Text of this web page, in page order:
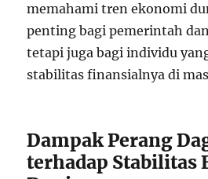
memahami tren ekonomi
penting bagi pemerintah
tetapi juga bagi individu
stabilitas finansialnya di
Dampak Perang
terhadap Stabilitas